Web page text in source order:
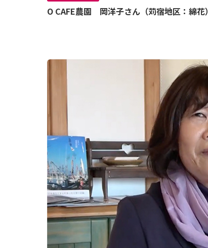
O CAFE農園 岡洋子さん（苅宿地区：綿花）